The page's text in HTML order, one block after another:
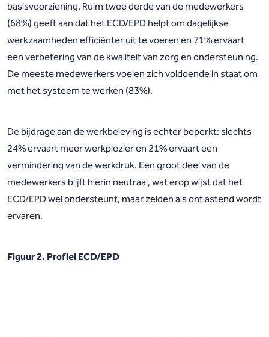
basisvoorziening. Ruim twee derde van de medewerkers
(68%) geeft aan dat het ECD/EPD helpt om dagelijkse
werkzaamheden efficiënter uit te voeren en 71% ervaart
een verbetering van de kwaliteit van zorg en ondersteuning.
De meeste medewerkers voelen zich voldoende in staat om
met het systeem te werken (83%).
De bijdrage aan de werkbeleving is echter beperkt: slechts
24% ervaart meer werkplezier en 21% ervaart een
vermindering van de werkdruk. Een groot deel van de
medewerkers blijft hierin neutraal, wat erop wijst dat het
ECD/EPD wel ondersteunt, maar zelden als ontlastend wordt
ervaren.
Figuur 2. Profiel ECD/EPD